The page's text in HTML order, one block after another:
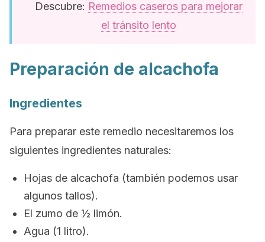
Descubre: Remedios caseros para mejorar
el tránsito lento
Preparación de alcachofa
Ingredientes
Para preparar este remedio necesitaremos los
siguientes ingredientes naturales:
Hojas de alcachofa (también podemos usar
algunos tallos).
El zumo de ½ limón.
Agua (1 litro).